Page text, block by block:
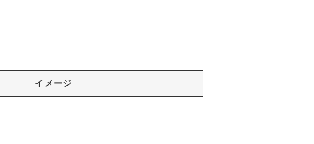
イメージ